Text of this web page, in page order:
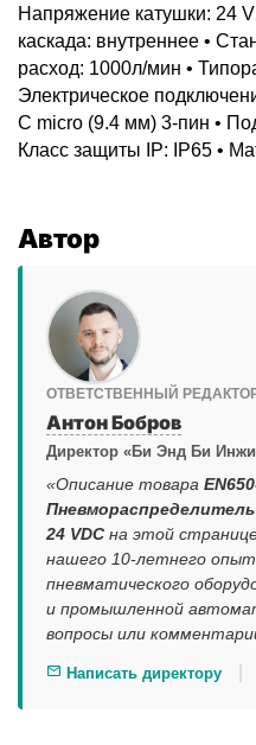
Напряжение катушки: 24
каскада: внутреннее •
расход: 1000л/мин •
Электрическое
C micro (9.4 мм) 3-пин •
Класс защиты IP: IP65 •
Автор
ОТВЕТСТВЕННЫЙ
Антон Бобров
Директор «Би Энд Би
«Описание товара
24 VDC на этой
нашего 10-летнего
пневматического
и промышленной
вопросы или
Написать директору